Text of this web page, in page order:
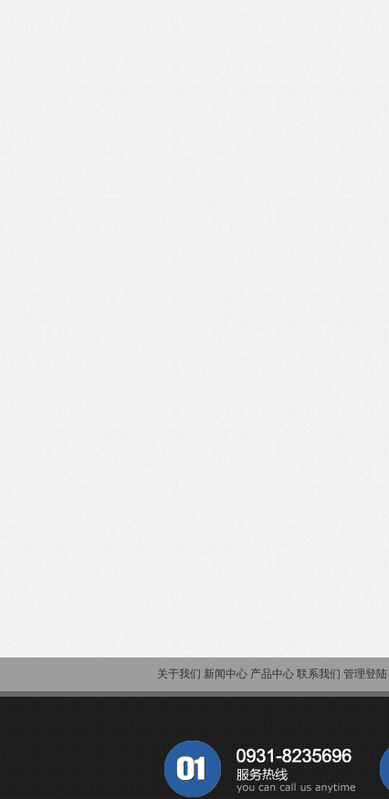
关于我们 新闻中心 产品中心 联系我们 管理登陆